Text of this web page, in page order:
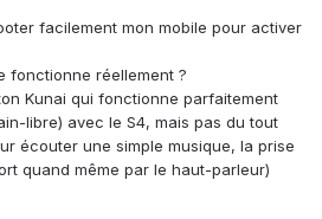
facilement mon mobile pour activer
fonctionne réellement ?
Kunai qui fonctionne parfaitement
libre) avec le S4, mais pas du tout
écouter une simple musique, la prise
quand même par le haut-parleur)